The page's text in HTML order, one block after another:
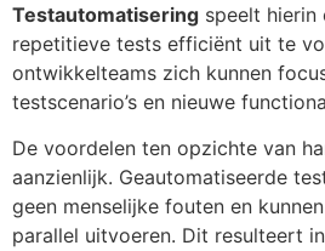
Testautomatisering speelt hierin
repetitieve tests efficiënt uit te
ontwikkelteams zich kunnen
testscenario’s en nieuwe
De voordelen ten opzichte van
aanzienlijk. Geautomatiseerde
geen menselijke fouten en
parallel uitvoeren. Dit resulteert